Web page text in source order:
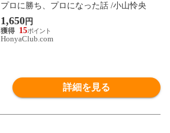
プロに勝ち、プロになった話 /小山怜央
1,650円
15
HonyaClub.com
詳細を見る